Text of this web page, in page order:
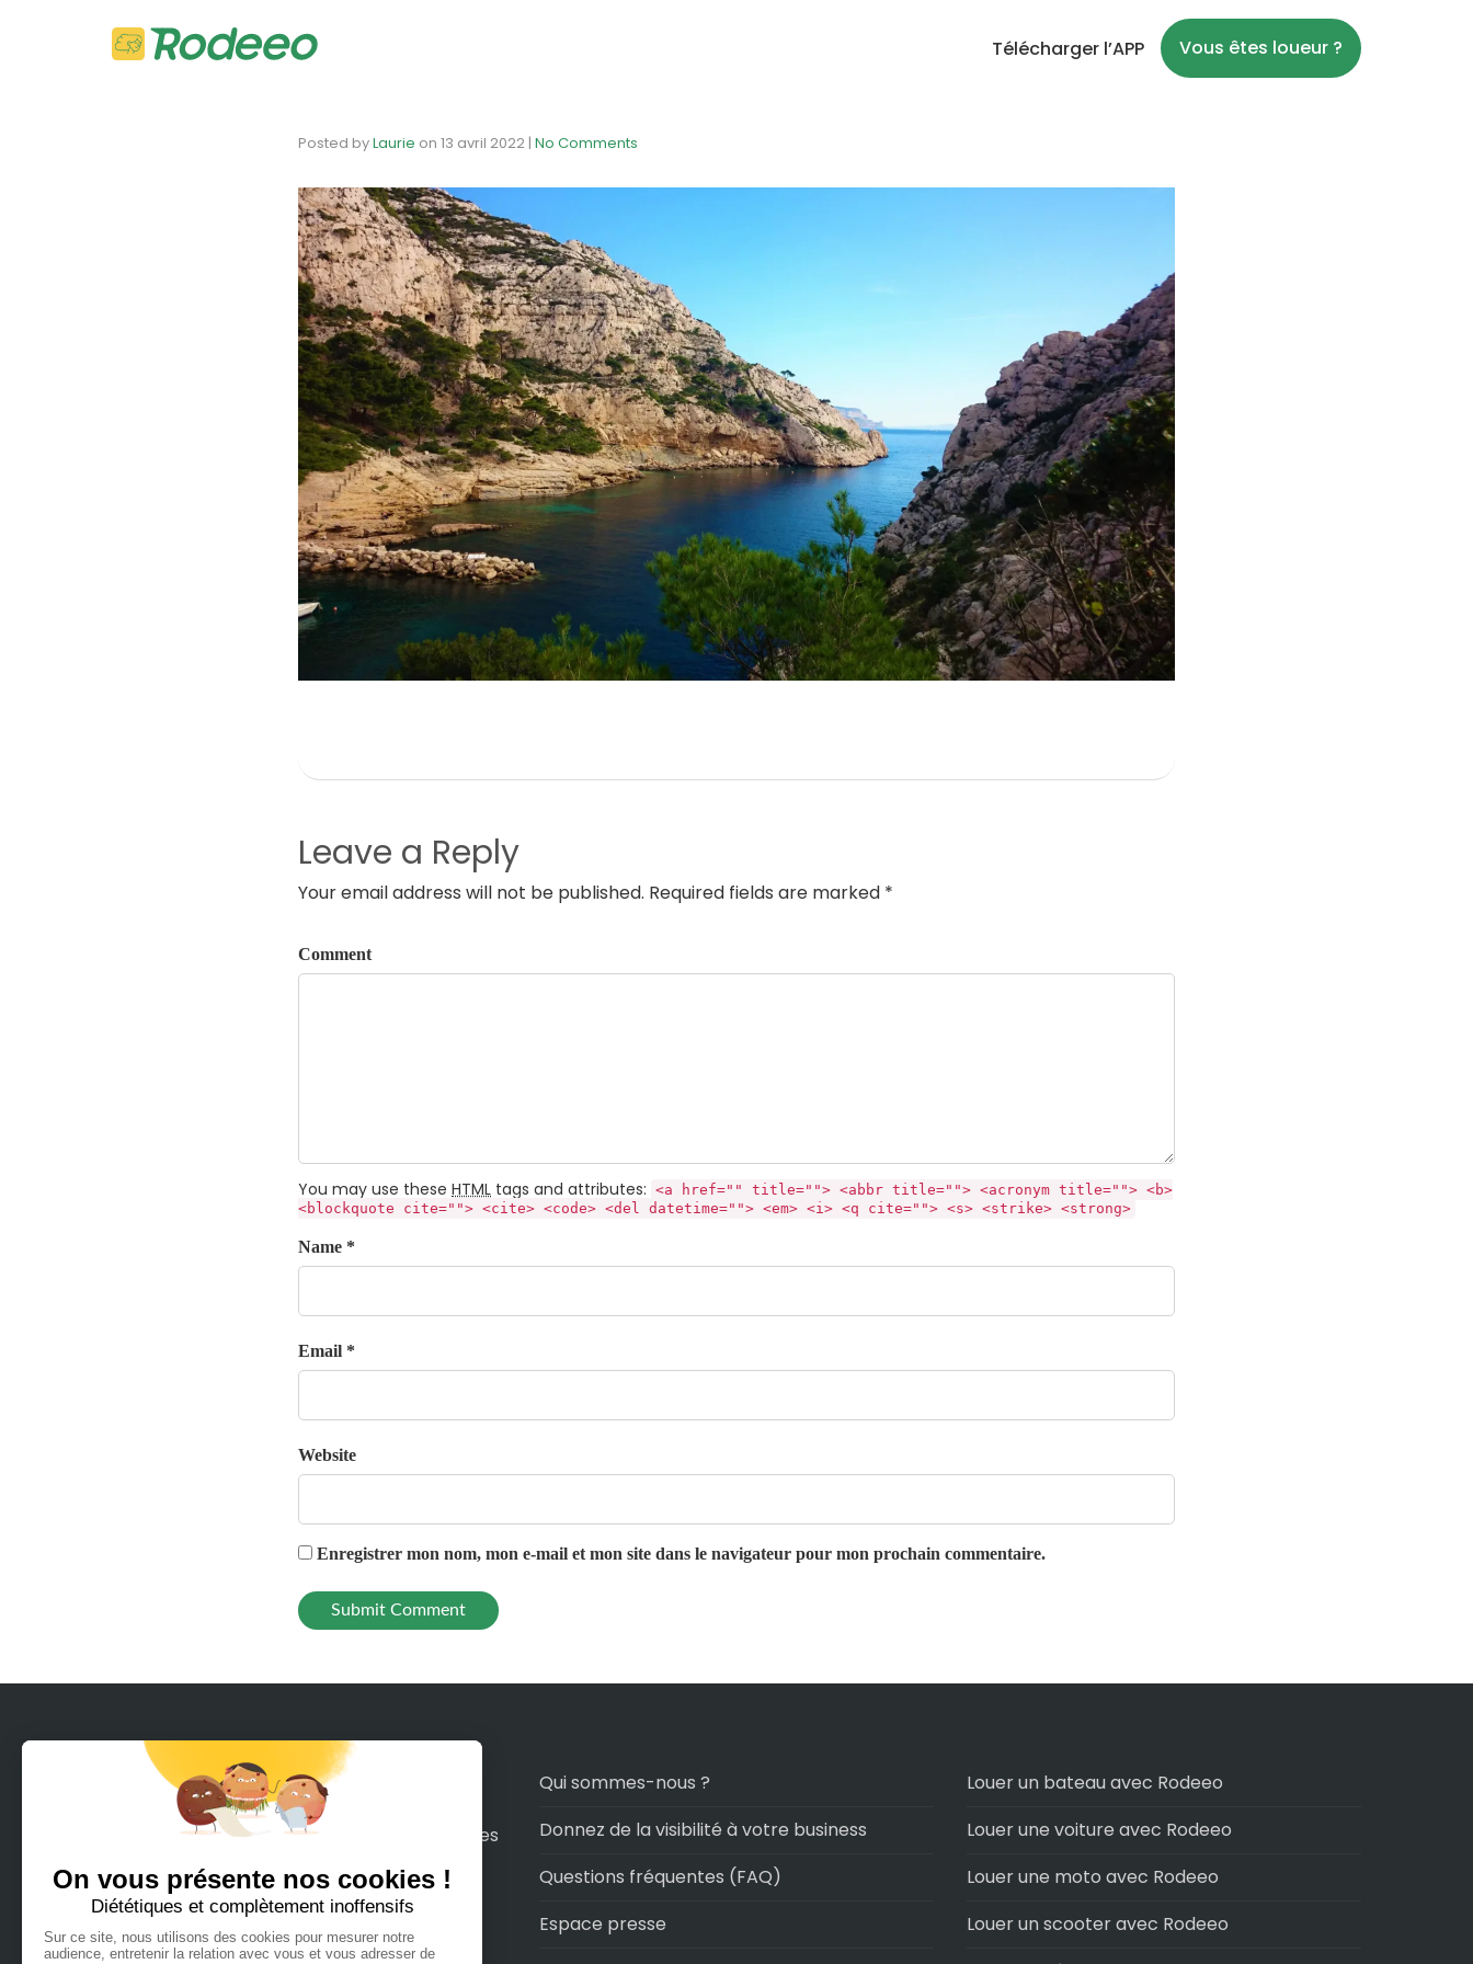
Télécharger l’APP Vous êtes loueur ?
Posted byLaurie on 13 avril 2022 | No Comments
Leave a Reply
Your email address will not be published. Required fields are marked *
Comment
You may use these HTML tags and attributes: <a href="" title=""> <abbr title=""> <acronym title=""> <b>
<blockquote cite=""> <cite> <code> <del datetime=""> <em> <i> <q cite=""> <s> <strike> <strong>
Name *
Email *
Website
Enregistrer mon nom, mon e-mail et mon site dans le navigateur pour mon prochain commentaire.
Avec Rodeeo, louez en quelques clics tous les
vous pouvez imaginer.
Qui sommes-nous ?
Donnez de la visibilité à votre business
Questions fréquentes (FAQ)
Espace presse
Louer un bateau avec Rodeeo
Louer une voiture avec Rodeeo
Louer une moto avec Rodeeo
Louer un scooter avec Rodeeo